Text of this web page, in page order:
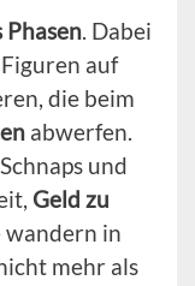
Phasen. Dabei
auf
die beim
abwerfen.
und
Geld zu
wandern in
mehr als